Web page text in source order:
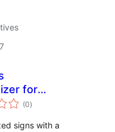
for
(0puntuacions
totals
)
signs with a